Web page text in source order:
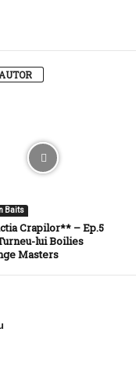
Baits
Crapilor** – Ep.5
lui Boilies
Masters